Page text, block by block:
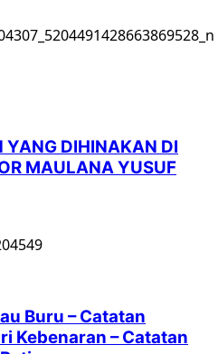
DIHINAKAN DI
MAULANA YUSUF
Buru – Catatan
Kebenaran – Catatan